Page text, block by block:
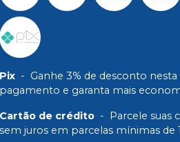
Pix - Ganhe 3% de desconto
pagamento e garanta mais
Cartão de crédito - Parcele suas
sem juros em parcelas mínimas de